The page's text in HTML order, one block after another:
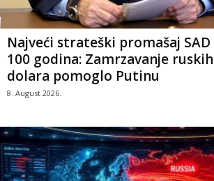
Najveći strateški promašaj
100 godina: Zamrzavanje
dolara pomoglo Putinu
8. August 2026.